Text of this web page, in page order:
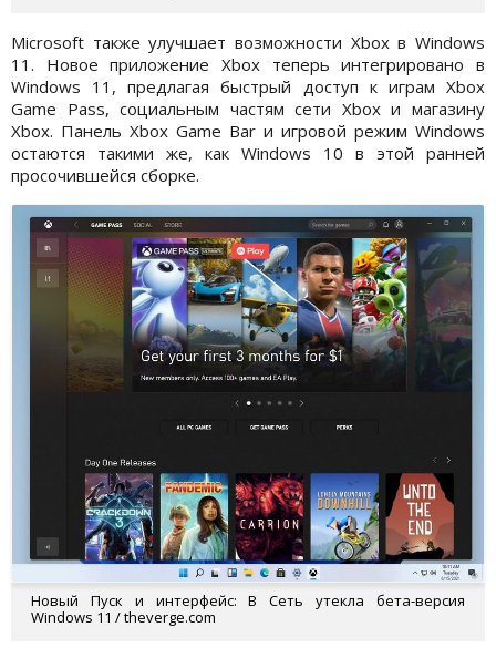
Microsoft также улучшает возможности Xbox в Windows
11. Новое приложение Xbox теперь интегрировано в
Windows 11, предлагая быстрый доступ к играм Xbox
Game Pass, социальным частям сети Xbox и магазину
Xbox. Панель Xbox Game Bar и игровой режим Windows
остаются такими же, как Windows 10 в этой ранней
просочившейся сборке.
Новый Пуск и интерфейс: В Сеть утекла бета-версия
Windows 11 / theverge.com